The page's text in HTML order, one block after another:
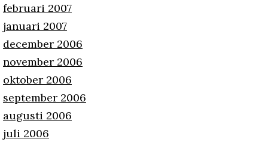
februari 2007
januari 2007
december 2006
november 2006
oktober 2006
september 2006
augusti 2006
juli 2006